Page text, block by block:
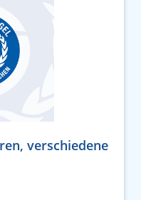
verschiedene